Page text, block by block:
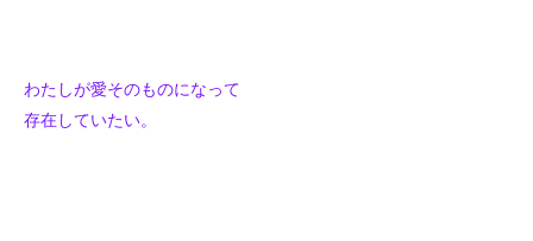
わたしが愛そのものになって
存在していたい。